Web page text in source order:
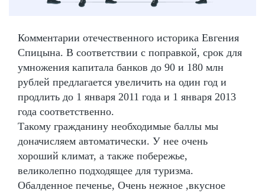
Комментарии отечественного историка Евгения
Спицына. В соответствии с поправкой, срок для
умножения капитала банков до 90 и 180 млн
рублей предлагается увеличить на один год и
продлить до 1 января 2011 года и 1 января 2013
года соответственно.
Такому гражданину необходимые баллы мы
доначисляем автоматически. У нее очень
хороший климат, а также побережье,
великолепно подходящее для туризма.
Обалденное печенье, Очень нежное ,вкусное